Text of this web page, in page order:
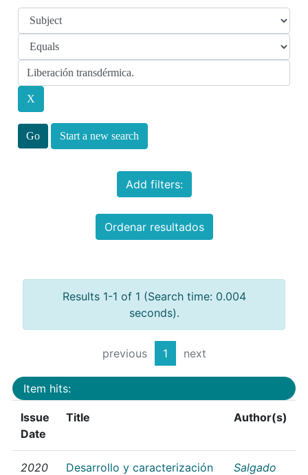
Start a new search
Add filters:
Ordenar resultados
Results 1-1 of 1 (Search time: 0.004
seconds).
previous 1 next
Item hits:
Issue
Date
Title Author(s)
2020
Desarrollo y caracterización
Salgado